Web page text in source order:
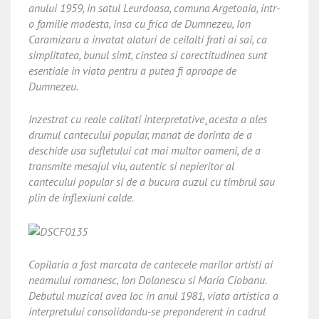
anului 1959, in satul Leurdoasa, comuna Argetoaia, intr-
o familie modesta, insa cu frica de Dumnezeu, Ion
Caramizaru a invatat alaturi de ceilalti frati ai sai, ca
simplitatea, bunul simt, cinstea si corectitudinea sunt
esentiale in viata pentru a putea fi aproape de
Dumnezeu.
Inzestrat cu reale calitati interpretative¸acesta a ales
drumul cantecului popular, manat de dorinta de a
deschide usa sufletului cat mai multor oameni, de a
transmite mesajul viu, autentic si nepieritor al
cantecului popular si de a bucura auzul cu timbrul sau
plin de inflexiuni calde.
Copilaria a fost marcata de cantecele marilor artisti ai
neamului romanesc, Ion Dolanescu si Maria Ciobanu.
Debutul muzical avea loc in anul 1981, viata artistica a
interpretului consolidandu-se preponderent in cadrul